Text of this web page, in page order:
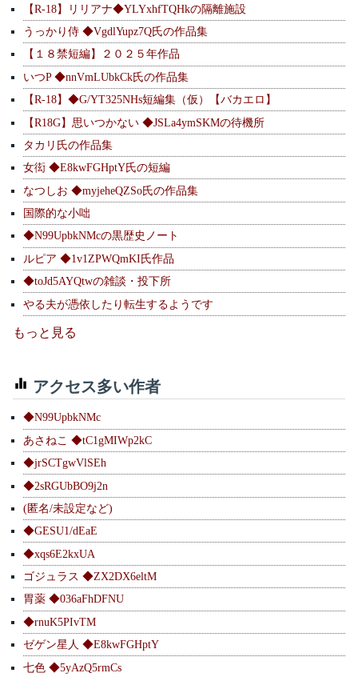
【R-18】リリアナ◆YLYxhfTQHkの隔離施設
うっかり侍 ◆VgdlYupz7Q氏の作品集
【１８禁短編】２０２５年作品
いつP ◆nnVmLUbkCk氏の作品集
【R-18】◆G/YT325NHs短編集（仮）【バカエロ】
【R18G】思いつかない ◆JSLa4ymSKMの待機所
タカリ氏の作品集
女衒 ◆E8kwFGHptY氏の短編
なつしお ◆myjeheQZSo氏の作品集
国際的な小咄
◆N99UpbkNMcの黒歴史ノート
ルピア ◆1v1ZPWQmKI氏作品
◆toJd5AYQtwの雑談・投下所
やる夫が憑依したり転生するようです
もっと見る
アクセス多い作者
◆N99UpbkNMc
あさねこ ◆tC1gMIWp2kC
◆jrSCTgwVlSEh
◆2sRGUbBO9j2n
(匿名/未設定など)
◆GESU1/dEaE
◆xqs6E2kxUA
ゴジュラス ◆ZX2DX6eltM
胃薬 ◆036aFhDFNU
◆rnuK5PIvTM
ゼゲン星人 ◆E8kwFGHptY
七色 ◆5yAzQ5rmCs